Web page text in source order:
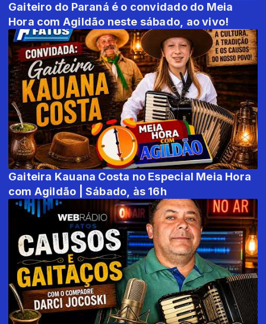
Gaiteiro do Paraná é o convidado do Meia
Hora com Agildão neste sábado, ao vivo!
Gaiteira Kauana Costa no Especial Meia Hora
com Agildão | Sábado, às 16h